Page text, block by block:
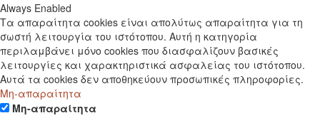
Always Enabled
Τα απαραίτητα cookies είναι απολύτως απαραίτητα για τη
σωστή λειτουργία του ιστότοπου. Αυτή η κατηγορία
περιλαμβάνει μόνο cookies που διασφαλίζουν βασικές
λειτουργίες και χαρακτηριστικά ασφαλείας του ιστότοπου.
Αυτά τα cookies δεν αποθηκεύουν προσωπικές πληροφορίες.
Μη-απαραίτητα
Μη-απαραίτητα